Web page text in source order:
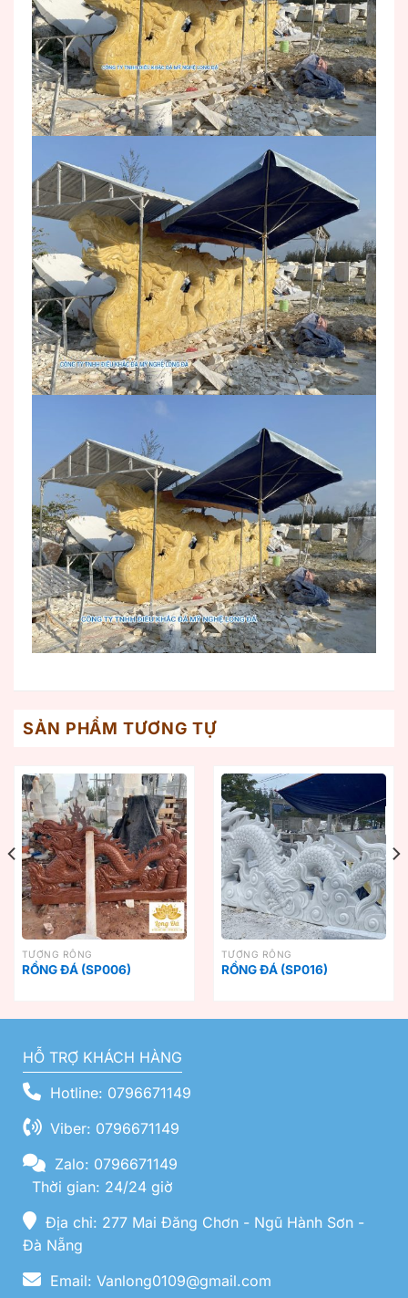
SẢN PHẨM TƯƠNG TỰ
TƯỢNG RỒNG
RỒNG ĐÁ (SP006)
TƯỢNG RỒNG
RỒNG ĐÁ (SP016)
HỖ TRỢ KHÁCH HÀNG
Hotline: 0796671149
Viber: 0796671149
Zalo: 0796671149
Thời gian: 24/24 giờ
Địa chỉ: 277 Mai Đăng Chơn - Ngũ Hành Sơn -
Đà Nẵng
Email: Vanlong0109@gmail.com